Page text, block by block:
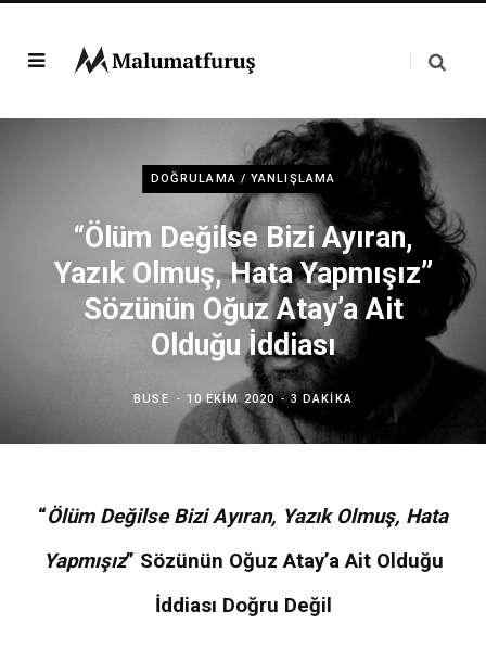
DOĞRULAMA / YANLIŞLAMA
“Ölüm Değilse Bizi Ayıran,
Yazık Olmuş, Hata Yapmışız”
Sözünün Oğuz Atay’a Ait
Olduğu İddiası
BUSE 10 EKIM 2020 3 DAKIKA
“Ölüm Değilse Bizi Ayıran, Yazık Olmuş, Hata
Yapmışız” Sözünün Oğuz Atay’a Ait Olduğu
İddiası Doğru Değil